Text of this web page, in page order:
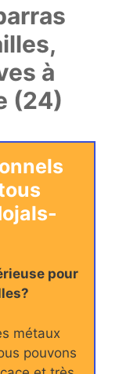
à
(24)
pour
métaux
pouvons